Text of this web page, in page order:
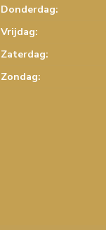
Donderdag:
Vrijdag:
Zaterdag:
Zondag: